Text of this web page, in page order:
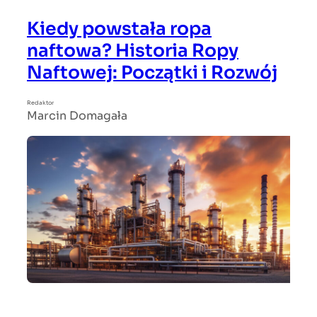
Kiedy powstała ropa
naftowa? Historia Ropy
Naftowej: Początki i Rozwój
Redaktor
Marcin Domagała